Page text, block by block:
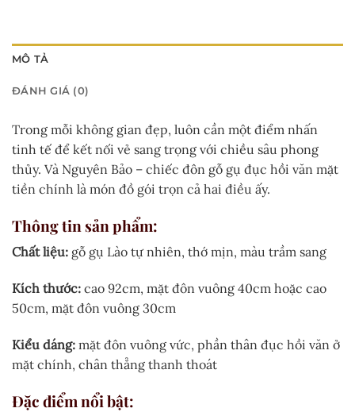
MÔ TẢ
ĐÁNH GIÁ (0)
Trong mỗi không gian đẹp, luôn cần một điểm nhấn
tinh tế để kết nối vẻ sang trọng với chiều sâu phong
thủy. Và Nguyên Bảo – chiếc đôn gỗ gụ đục hồi văn mặt
tiền chính là món đồ gói trọn cả hai điều ấy.
Thông tin sản phẩm:
Chất liệu: gỗ gụ Lào tự nhiên, thớ mịn, màu trầm sang
Kích thước: cao 92cm, mặt đôn vuông 40cm hoặc cao
50cm, mặt đôn vuông 30cm
Kiểu dáng: mặt đôn vuông vức, phần thân đục hồi văn ở
mặt chính, chân thẳng thanh thoát
Đặc điểm nổi bật: